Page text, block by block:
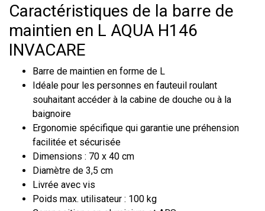
Caractéristiques de la barre de
maintien en L AQUA H146
INVACARE
Barre de maintien en forme de L
Idéale pour les personnes en fauteuil roulant
souhaitant accéder à la cabine de douche ou à la
baignoire
Ergonomie spécifique qui garantie une préhension
facilitée et sécurisée
Dimensions : 70 x 40 cm
Diamètre de 3,5 cm
Livrée avec vis
Poids max. utilisateur : 100 kg